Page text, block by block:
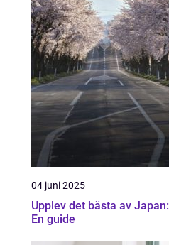
04 juni 2025
Upplev det bästa av Japan:
En guide